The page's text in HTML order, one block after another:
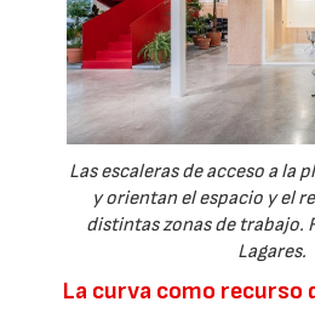
Las escaleras de acceso a la
y orientan el espacio y el
distintas zonas de trabajo.
Lagares.
La curva como recurso